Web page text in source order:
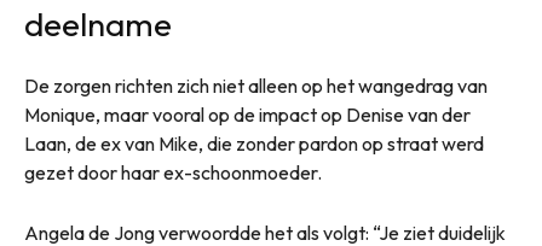
deelname
De zorgen richten zich niet alleen op het wangedrag van
Monique, maar vooral op de impact op Denise van der
Laan, de ex van Mike, die zonder pardon op straat werd
gezet door haar ex-schoonmoeder.
Angela de Jong verwoordde het als volgt: “Je ziet duidelijk